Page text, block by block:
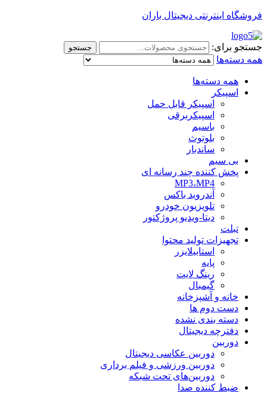
فروشگاه اینترنتی دیجیتال باران
جستجو برای: جستجو
همه دسته‌ها
همه دسته‌ها
اسپیکر
اسپیکر قابل حمل
اسپیکربرقی
باسیم
بلوتوث
ساندبار
بی سیم
پخش کننده چند رسانه ای
MP3،MP4
آندروید باکس
تلویزیون خودرو
دیتا-ویدیو پروژکتور
تبلت
تجهیزات تولید محتوا
استابیلایزر
پایه
رینگ لایت
گیمبال
خانه و آشپزخانه
دست دوم ها
دسته بندی نشده
دفترچه دیجیتال
دوربین
دوربین عکاسی دیجیتال
دوربین‌ ورزشی و فیلم برداری
دوربین‌های تحت شبکه
ضبط کننده صدا